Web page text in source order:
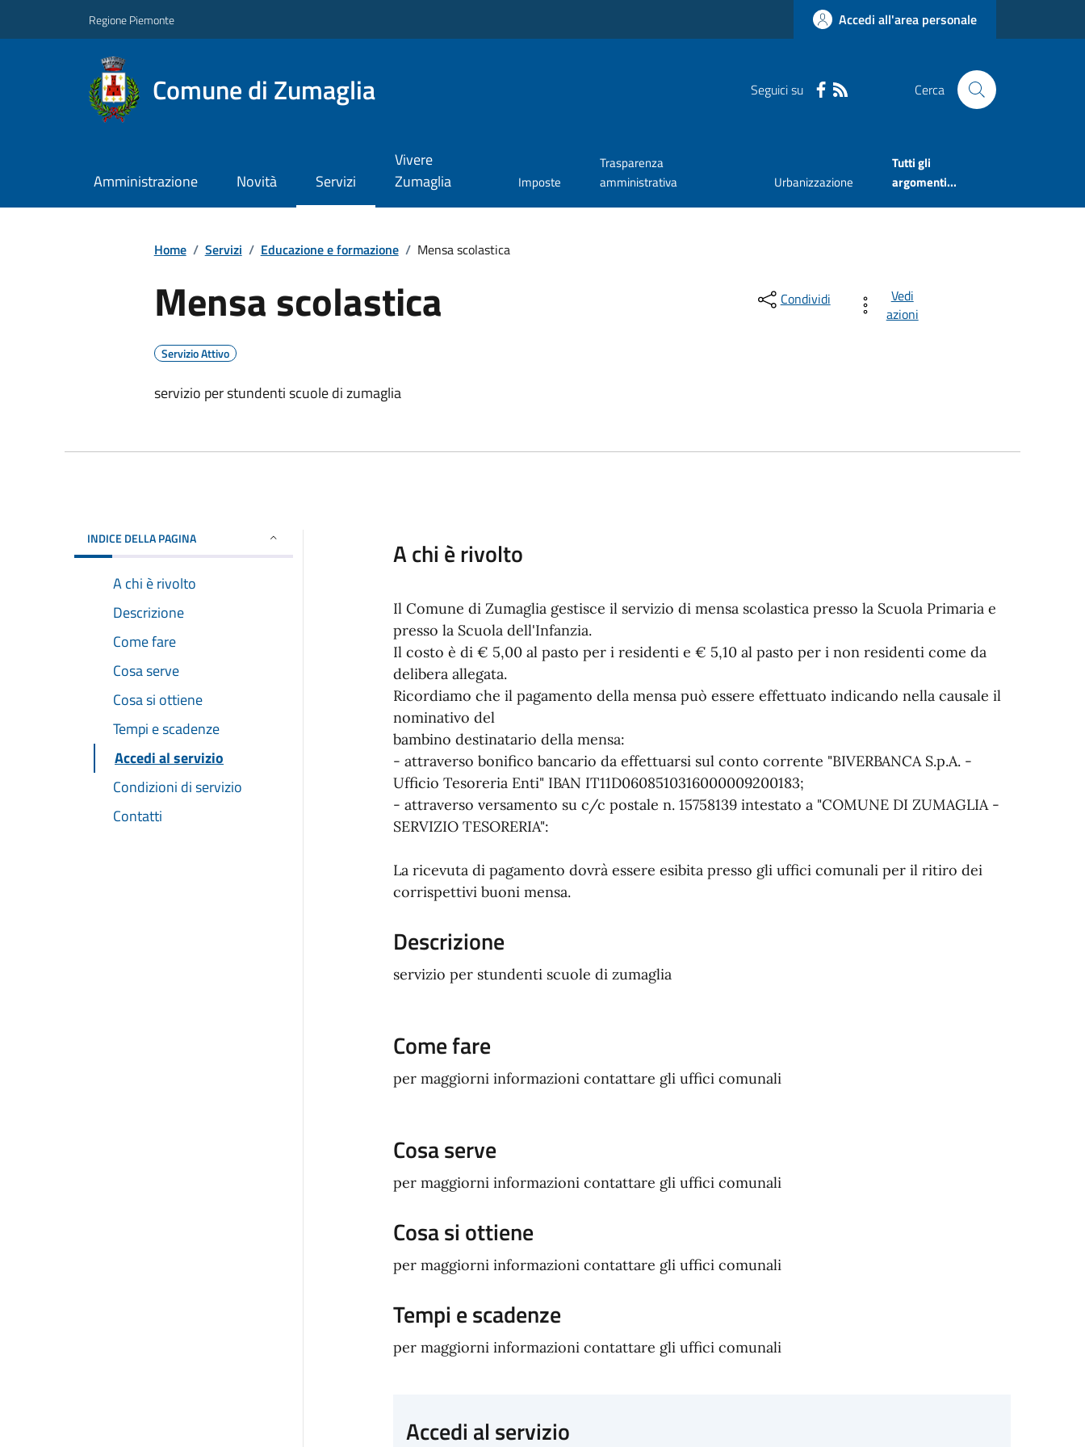
Regione Piemonte Accedi all'area personale
Comune di Zumaglia Seguici su Cerca
Amministrazione Novità Servizi
Vivere
Zumaglia
Imposte
Trasparenza
amministrativa
Urbanizzazione
Tutti gli
argomenti...
Home / Servizi / Educazione e formazione / Mensa scolastica
Mensa scolastica
Servizio Attivo
servizio per stundenti scuole di zumaglia
Condividi
Vedi
azioni
INDICE DELLA PAGINA
A chi è rivolto
Descrizione
Come fare
Cosa serve
Cosa si ottiene
Tempi e scadenze
Accedi al servizio
Condizioni di servizio
Contatti
A chi è rivolto
Il Comune di Zumaglia gestisce il servizio di mensa scolastica presso la Scuola Primaria e
presso la Scuola dell'Infanzia.
Il costo è di € 5,00 al pasto per i residenti e € 5,10 al pasto per i non residenti come da
delibera allegata.
Ricordiamo che il pagamento della mensa può essere effettuato indicando nella causale il
nominativo del
bambino destinatario della mensa:
- attraverso bonifico bancario da effettuarsi sul conto corrente "BIVERBANCA S.p.A. -
Ufficio Tesoreria Enti" IBAN IT11D0608510316000009200183;
- attraverso versamento su c/c postale n. 15758139 intestato a "COMUNE DI ZUMAGLIA -
SERVIZIO TESORERIA":
La ricevuta di pagamento dovrà essere esibita presso gli uffici comunali per il ritiro dei
corrispettivi buoni mensa.
Descrizione
servizio per stundenti scuole di zumaglia
Come fare
per maggiorni informazioni contattare gli uffici comunali
Cosa serve
per maggiorni informazioni contattare gli uffici comunali
Cosa si ottiene
per maggiorni informazioni contattare gli uffici comunali
Tempi e scadenze
per maggiorni informazioni contattare gli uffici comunali
Accedi al servizio